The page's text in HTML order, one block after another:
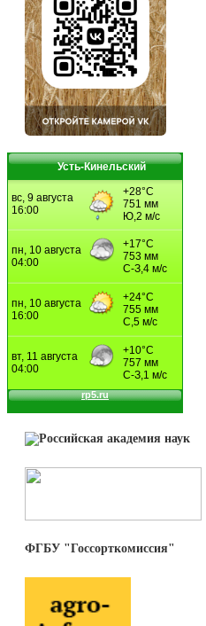
Усть-Кинельский
ФГБУ "Госсорткомиссия"